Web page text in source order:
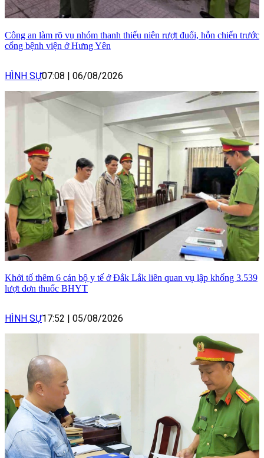
Công an làm rõ vụ nhóm thanh thiếu niên rượt đuổi, hỗn chiến trước
cổng bệnh viện ở Hưng Yên
HÌNH SỰ07:08 06/08/2026
Khởi tố thêm 6 cán bộ y tế ở Đắk Lắk liên quan vụ lập khống 3.539
lượt đơn thuốc BHYT
HÌNH SỰ17:52 05/08/2026